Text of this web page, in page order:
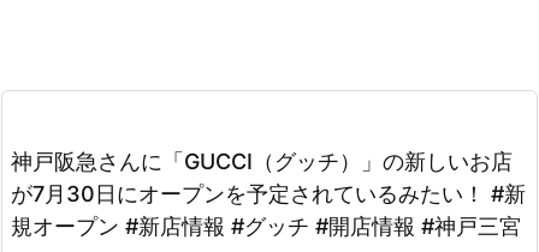
神戸阪急さんに「GUCCI（グッチ）」の新しいお店
が7月30日にオープンを予定されているみたい！ #新
規オープン #新店情報 #グッチ #開店情報 #神戸三宮